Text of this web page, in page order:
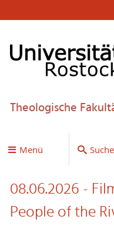
Theologische
Menü Suche
08.06.2026 -
People of the